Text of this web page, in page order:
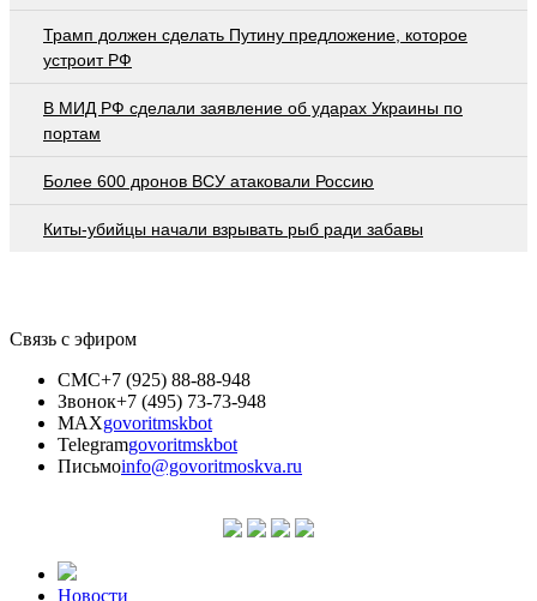
Трамп должен сделать Путину предложение, которое
устроит РФ
В МИД РФ сделали заявление об ударах Украины по
портам
Более 600 дронов ВСУ атаковали Россию
Киты-убийцы начали взрывать рыб ради забавы
Связь с эфиром
СМС+7 (925) 88-88-948
Звонок+7 (495) 73-73-948
MAXgovoritmskbot
Telegramgovoritmskbot
Письмоinfo@govoritmoskva.ru
Новости